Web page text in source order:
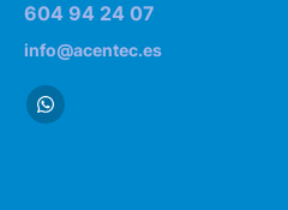
604 94 24 07
info@acentec.es